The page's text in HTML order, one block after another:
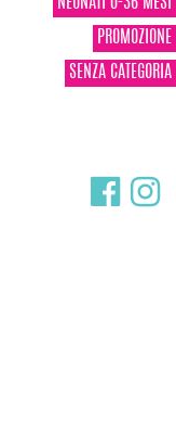
PROMOZIONE
SENZA CATEGORIA